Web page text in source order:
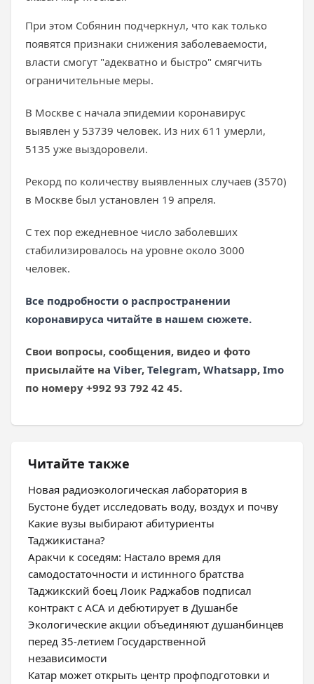
При этом Собянин подчеркнул, что как только
появятся признаки снижения заболеваемости,
власти смогут "адекватно и быстро" смягчить
ограничительные меры.
В Москве с начала эпидемии коронавирус
выявлен у 53739 человек. Из них 611 умерли,
5135 уже выздоровели.
Рекорд по количеству выявленных случаев (3570)
в Москве был установлен 19 апреля.
С тех пор ежедневное число заболевших
стабилизировалось на уровне около 3000
человек.
Все подробности о распространении
коронавируса читайте в нашем сюжете.
Свои вопросы, сообщения, видео и фото
присылайте на Viber, Telegram, Whatsapp, Imo
по номеру +992 93 792 42 45.
Читайте также
Новая радиоэкологическая лаборатория в
Бустоне будет исследовать воду, воздух и почву
Какие вузы выбирают абитуриенты
Таджикистана?
Аракчи к соседям: Настало время для
самодостаточности и истинного братства
Таджикский боец Лоик Раджабов подписал
контракт с ACA и дебютирует в Душанбе
Экологические акции объединяют душанбинцев
перед 35-летием Государственной
независимости
Катар может открыть центр профподготовки и